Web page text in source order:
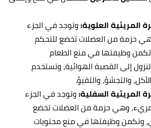
المريئية العلوية:وتوجد في الجزء
حزمة من العضلات تخضع للتحكم
تكمن وظيفتها في منع الطعام
إلى القصبة الهوائية، وتستخدم
والتجشؤ، والتقيؤ.
المريئية السفلية:وتوجد في الجزء
وهي حزمة من العضلات تخضع
وتكمن وظيفتها في منع محتويات